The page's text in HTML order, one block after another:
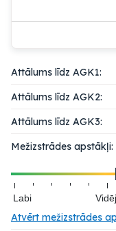
Attālums līdz AGK1:
Attālums līdz AGK2:
Attālums līdz AGK3:
Mežizstrādes apstākļi:
Labi
Atvērt mežizstrādes